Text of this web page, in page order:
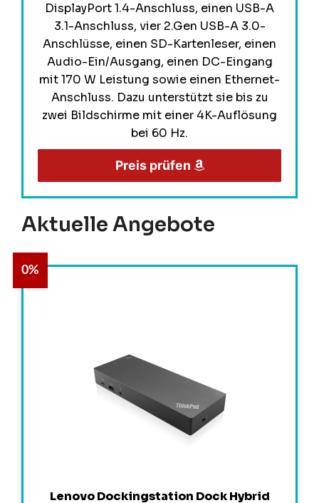
DisplayPort 1.4-Anschluss, einen USB-A
3.1-Anschluss, vier 2.Gen USB-A 3.0-
Anschlüsse, einen SD-Kartenleser, einen
Audio-Ein/Ausgang, einen DC-Eingang
mit 170 W Leistung sowie einen Ethernet-
Anschluss. Dazu unterstützt sie bis zu
zwei Bildschirme mit einer 4K-Auflösung
bei 60 Hz.
Preis prüfen
Aktuelle Angebote
0%
Lenovo Dockingstation Dock Hybrid